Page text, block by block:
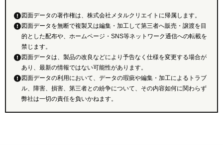
図面データの著作権は、株式会社メタルクリエイトに帰属します。
図面データを無断で複製又は編集・加工して第三者へ販売・譲渡を目
的とした配布や、ホームページ・SNS等ネットワーク通信への転載を
禁じます。
図面データは、製品の改良などにより予告なく仕様を変更する場合が
あり、最新の情報ではない可能性があります。
図面データの利用において、データの瑕疵や編集・加工によるトラブ
ル、障害、損害、第三者との紛争について、その内容如何に関わらず
弊社は一切の責任を負いかねます。